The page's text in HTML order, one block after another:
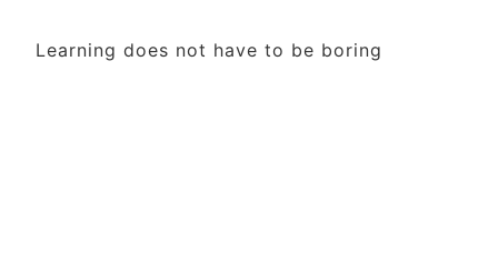
Learning does not have to be boring